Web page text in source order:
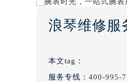
浪琴维修服
本文tag：
服务专线： 400-995-